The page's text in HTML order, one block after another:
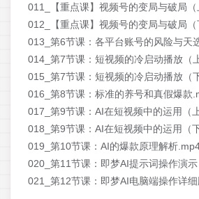
011_【重点课】视频号的变局与破局（
012_【重点课】视频号的变局与破局（
013_第6节课：各平台账号的风险与天
014_第7节课：短视频的冷启动播放（
015_第7节课：短视频的冷启动播放（下
016_第8节课：标准的养号和真假爆款
017_第9节课：AI在短视频中的运用（
018_第9节课：AI在短视频中的运用（
019_第10节课：AI的爆款原理解析
020_第11节课：即梦AI提示词操作演示
021_第12节课：即梦AI电脑端操作详细